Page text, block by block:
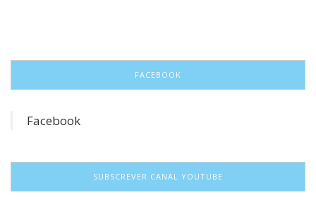
FACEBOOK
Facebook
SUBSCREVER CANAL YOUTUBE